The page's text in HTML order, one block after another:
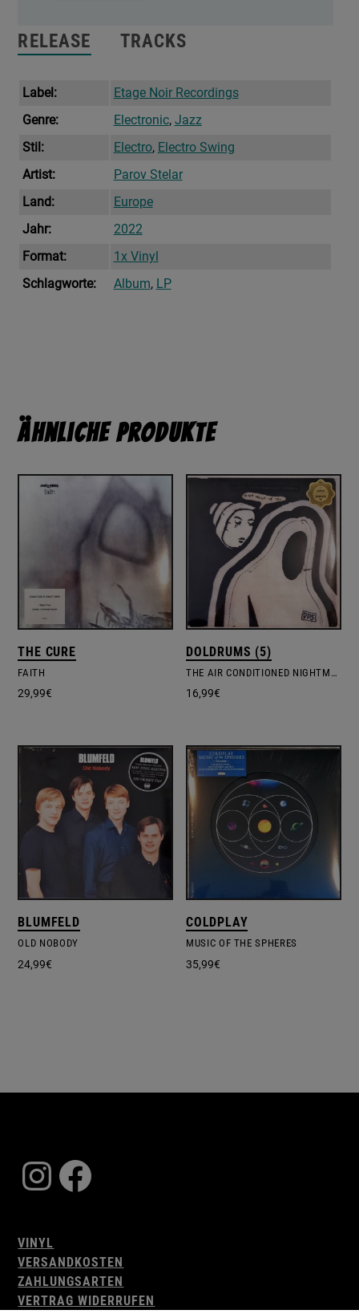
Affair
Menge
RELEASE TRACKS
Label:
Etage Noir Recordings
Genre:
Electronic, Jazz
Stil:
Electro, Electro Swing
Artist:
Parov Stelar
Land:
Europe
Jahr:
2022
Format:
1x Vinyl
Schlagworte:
Album, LP
Ähnliche Produkte
THE CURE
FAITH
29,99€
DOLDRUMS (5)
THE AIR CONDITIONED NIGHTMARE
16,99€
BLUMFELD
OLD NOBODY
24,99€
COLDPLAY
MUSIC OF THE SPHERES
35,99€
Instagram
Facebook
VINYL
VERSANDKOSTEN
ZAHLUNGSARTEN
VERTRAG WIDERRUFEN